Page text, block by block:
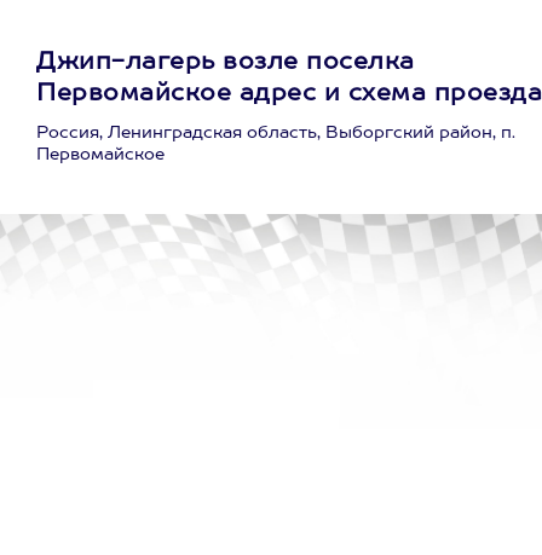
Джип-лагерь возле поселка
Первомайское адрес и схема проезда
Россия, Ленинградская область, Выборгский район, п.
Первомайское